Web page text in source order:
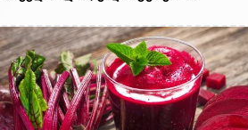
მიმართ, ხაზს ვუსვამთ
მშვიდობიანი გადაჭრის